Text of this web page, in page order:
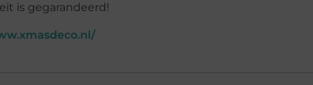
is gegarandeerd!